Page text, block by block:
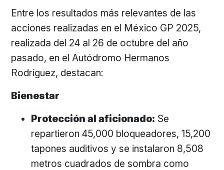
Entre los resultados más relevantes de las
acciones realizadas en el México GP 2025,
realizada del 24 al 26 de octubre del año
pasado, en el Autódromo Hermanos
Rodríguez, destacan:
Bienestar
Protección al aficionado: Se
repartieron 45,000 bloqueadores, 15,200
tapones auditivos y se instalaron 8,508
metros cuadrados de sombra como